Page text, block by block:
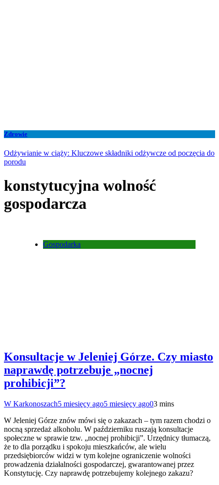
Zdrowie
Odżywianie w ciąży: Kluczowe składniki odżywcze od poczęcia do
porodu
konstytucyjna wolność
gospodarcza
Gospodarka
Konsultacje w Jeleniej Górze. Czy miasto
naprawdę potrzebuje „nocnej
prohibicji”?
W Karkonoszach5 miesięcy ago5 miesięcy ago03 mins
W Jeleniej Górze znów mówi się o zakazach – tym razem chodzi o
nocną sprzedaż alkoholu. W październiku ruszają konsultacje
społeczne w sprawie tzw. „nocnej prohibicji”. Urzędnicy tłumaczą,
że to dla porządku i spokoju mieszkańców, ale wielu
przedsiębiorców widzi w tym kolejne ograniczenie wolności
prowadzenia działalności gospodarczej, gwarantowanej przez
Konstytucję. Czy naprawdę potrzebujemy kolejnego zakazu?